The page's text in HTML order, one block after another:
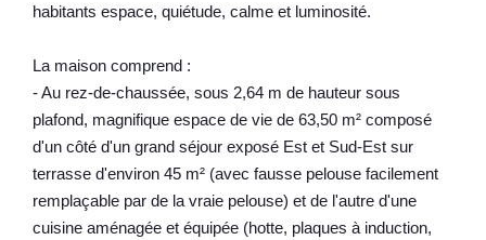
habitants espace, quiétude, calme et luminosité.
La maison comprend :
- Au rez-de-chaussée, sous 2,64 m de hauteur sous
plafond, magnifique espace de vie de 63,50 m² composé
d'un côté d'un grand séjour exposé Est et Sud-Est sur
terrasse d'environ 45 m² (avec fausse pelouse facilement
remplaçable par de la vraie pelouse) et de l'autre d'une
cuisine aménagée et équipée (hotte, plaques à induction,